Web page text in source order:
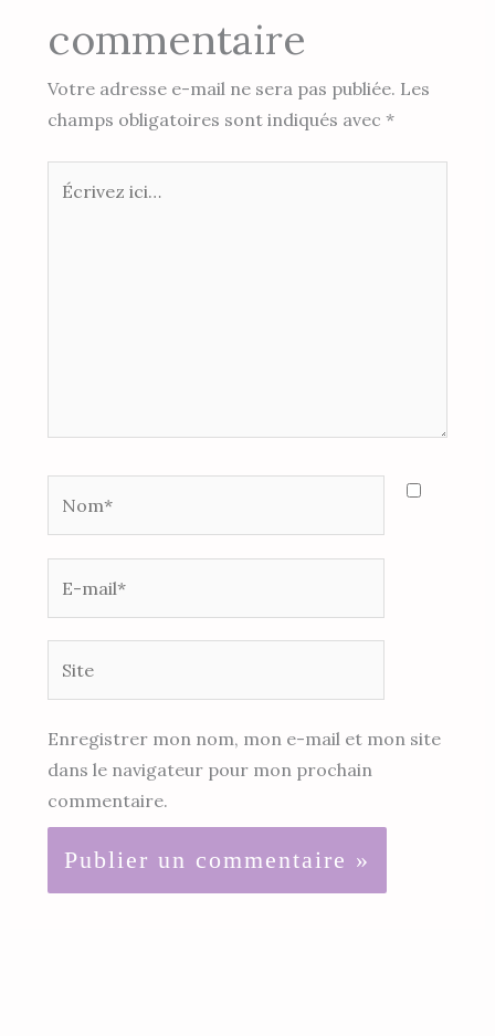
commentaire
Votre adresse e-mail ne sera pas publiée. Les
champs obligatoires sont indiqués avec *
Écrivez
Enregistrer mon nom, mon e-mail et mon site
dans le navigateur pour mon prochain
commentaire.